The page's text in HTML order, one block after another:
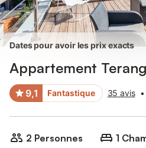
Dates pour avoir les prix exacts
Appartement
9,1 Fantastique 35 avis •
2 Personnes
1